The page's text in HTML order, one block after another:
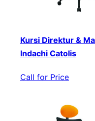
Kursi Direktur &
Indachi Catolis
Call for Price